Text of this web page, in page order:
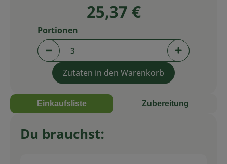
25,37 €
Portionen verringern (aktuell 3 Portionen
Portionen
Portionen
Zutaten in den Warenkorb
Einkaufsliste Zubereitung
Du brauchst: